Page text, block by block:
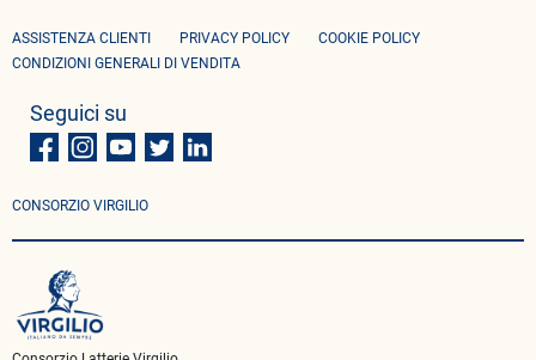
ASSISTENZA CLIENTI PRIVACY POLICY
COOKIE POLICY
CONDIZIONI GENERALI DI VENDITA
Seguici su
CONSORZIO VIRGILIO